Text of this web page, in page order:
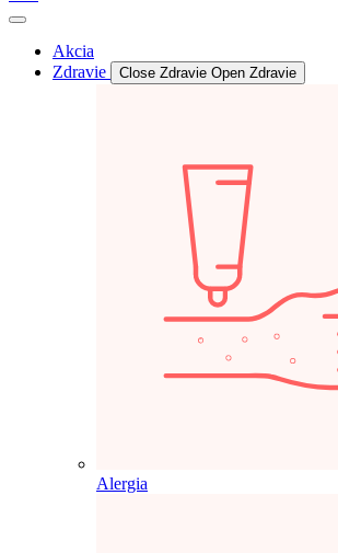
Akcia
Zdravie
Close Zdravie Open Zdravie
Alergia